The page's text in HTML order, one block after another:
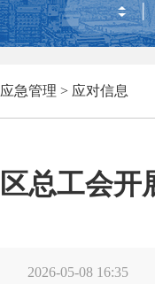
应急管理 > 应对信息
区总工会开
2026-05-08 16:35